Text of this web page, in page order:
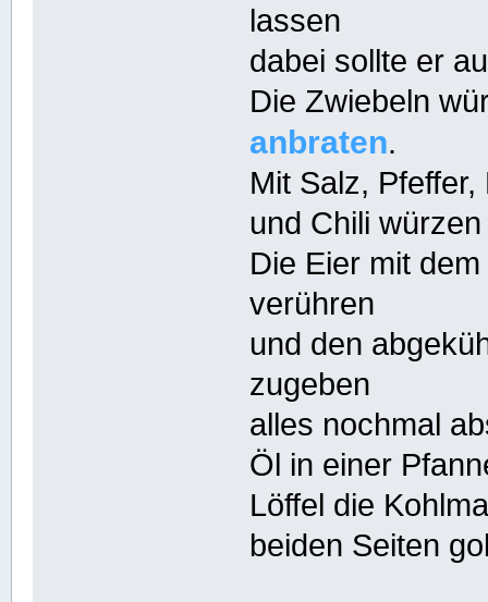
lassen
dabei sollte er
Die Zwiebeln
anbraten.
Mit Salz,
und Chili
Die Eier mit
verühren
und den
zugeben
alles nochmal
Öl in einer
Löffel die
beiden Seiten